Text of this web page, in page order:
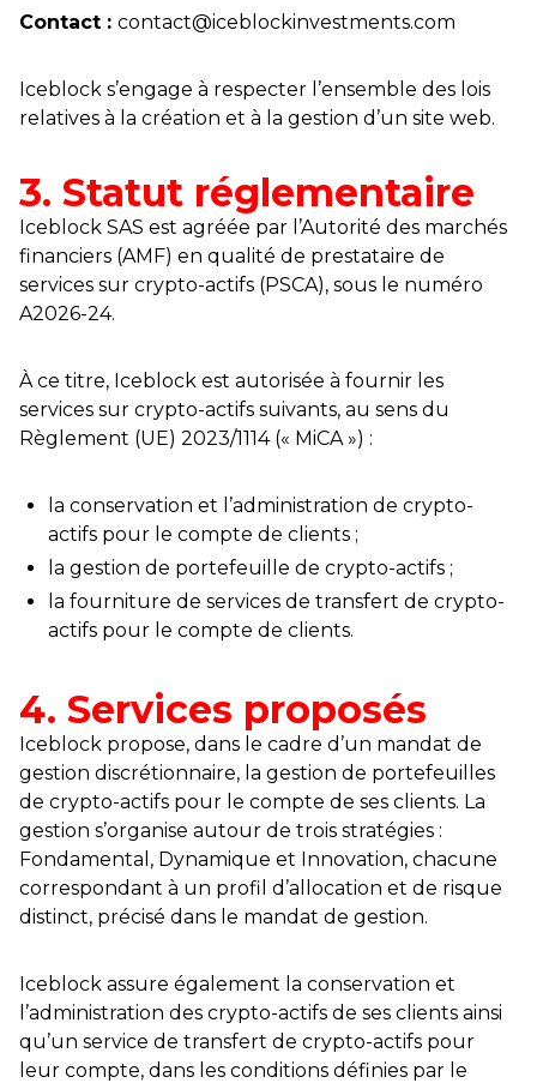
Contact : contact@iceblockinvestments.com
Iceblock s’engage à respecter l’ensemble des lois
relatives à la création et à la gestion d’un site web.
3. Statut réglementaire
Iceblock SAS est agréée par l’Autorité des marchés
financiers (AMF) en qualité de prestataire de
services sur crypto-actifs (PSCA), sous le numéro
A2026-24.
À ce titre, Iceblock est autorisée à fournir les
services sur crypto-actifs suivants, au sens du
Règlement (UE) 2023/1114 (« MiCA ») :
la conservation et l’administration de crypto-
actifs pour le compte de clients ;
la gestion de portefeuille de crypto-actifs ;
la fourniture de services de transfert de crypto-
actifs pour le compte de clients.
4. Services proposés
Iceblock propose, dans le cadre d’un mandat de
gestion discrétionnaire, la gestion de portefeuilles
de crypto-actifs pour le compte de ses clients. La
gestion s’organise autour de trois stratégies :
Fondamental, Dynamique et Innovation, chacune
correspondant à un profil d’allocation et de risque
distinct, précisé dans le mandat de gestion.
Iceblock assure également la conservation et
l’administration des crypto-actifs de ses clients ainsi
qu’un service de transfert de crypto-actifs pour
leur compte, dans les conditions définies par le